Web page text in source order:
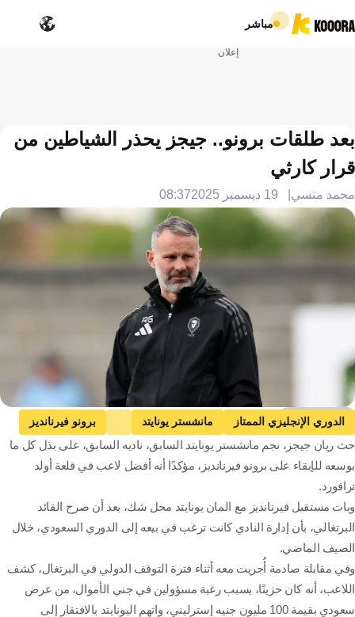
مباشر
إعلان
بعد طلقات برونو.. جيجز يحذر الشياطين من
قرار كارثي
محمد منسي 19 ديسمبر 2025 08:37
Getty Images
الدوري الإنجليزي الممتاز مانشستر يونايتد
برونو فيرنانديز
ريان غيغز
إنجلترا كرة قدم
حث ريان جيجز، نجم مانشستر يونايتد السابق، ناديه السابق، على بذل كل ما
بوسعه للإبقاء على برونو فيرنانديز، مؤكدًا أنه أفضل لاعب في قلعة أولد
ترافورد.
وبات مستقبل فيرنانديز مع المان يونايتد محل شك، بعد أن صرح القائد
البرتغالي، بأن إدارة النادي كانت ترغب في بيعه إلى الدوري السعودي، خلال
الصيف الماضي.
وفي مقابلة صادمة أُجريت معه أثناء فترة التوقف الدولي في البرتغال، كشف
اللاعب، أنه كان حزينًا، بسبب رغبة مسؤولين في جني الأموال، من عرض
سعودي بقيمة 100 مليون جنيه إسترليني، واتهم اليونايتد بالافتقار إلى